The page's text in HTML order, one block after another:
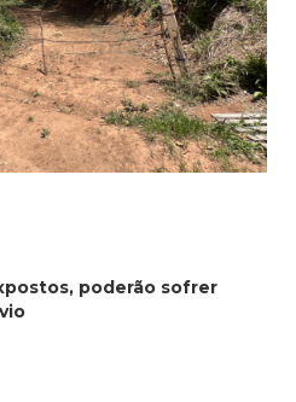
poderão sofrer